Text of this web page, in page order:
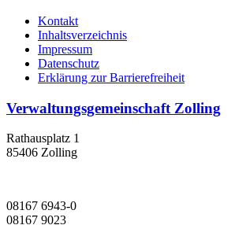
Kontakt
Inhaltsverzeichnis
Impressum
Datenschutz
Erklärung zur Barrierefreiheit
Verwaltungsgemeinschaft Zolling
Rathausplatz 1
85406 Zolling
08167 6943-0
08167 9023